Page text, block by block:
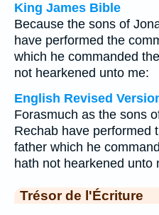
King James Bible
Because the sons of
have performed the
which he commanded
not hearkened unto me:
English Revised
Forasmuch as the sons
Rechab have performed
father which he
hath not hearkened unto
Trésor de l'Écriture